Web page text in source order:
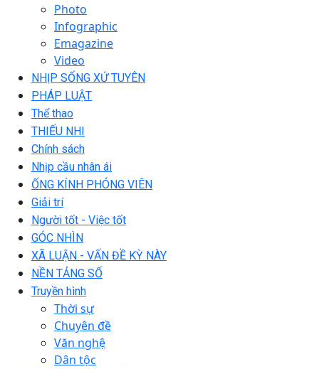
Photo
Infographic
Emagazine
Video
NHỊP SỐNG XỨ TUYÊN
PHÁP LUẬT
Thể thao
THIẾU NHI
Chính sách
Nhịp cầu nhân ái
ỐNG KÍNH PHÓNG VIÊN
Giải trí
Người tốt - Việc tốt
GÓC NHÌN
XÃ LUẬN - VẤN ĐỀ KỲ NÀY
NỀN TẢNG SỐ
Truyền hình
Thời sự
Chuyên đề
Văn nghệ
Dân tộc